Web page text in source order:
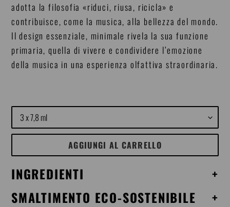
adotta la filosofia «riduci, riusa, ricicla» e
contribuisce, come la musica, alla bellezza del mondo.
Il design essenziale, minimale rivela la sua funzione
primaria, quella di vivere e condividere l’emozione
della musica in una esperienza olfattiva straordinaria.
Size
AGGIUNGI AL CARRELLO
INGREDIENTI
+
SMALTIMENTO ECO-SOSTENIBILE
+